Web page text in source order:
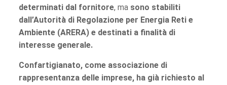
determinati dal fornitore, ma sono stabiliti
dall’Autorità di Regolazione per Energia Reti e
Ambiente (ARERA) e destinati a finalità di
interesse generale.
Confartigianato, come associazione di
rappresentanza delle imprese, ha già richiesto al